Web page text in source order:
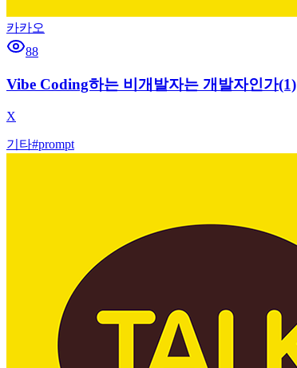
카카오
88
Vibe Coding하는 비개발자는 개발자인가(1)
X
기타#prompt